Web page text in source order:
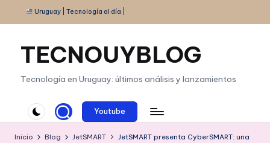
Saltar
contenido
Uruguay | Tecnología al día |
TECNOUYBLOG
Tecnología en Uruguay: últimos análisis y lanzamientos
Youtube
Inicio Blog JetSMART
JetSMART presenta CyberSMART: una